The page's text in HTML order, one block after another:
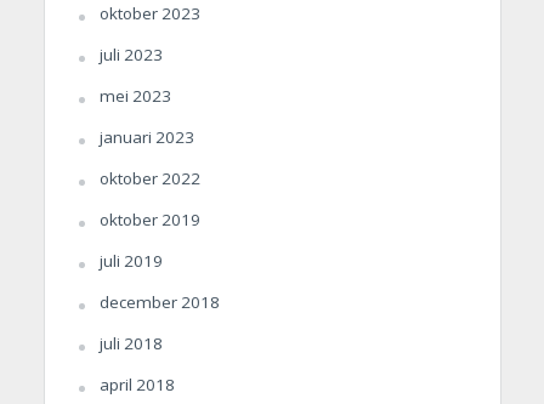
oktober 2023
juli 2023
mei 2023
januari 2023
oktober 2022
oktober 2019
juli 2019
december 2018
juli 2018
april 2018